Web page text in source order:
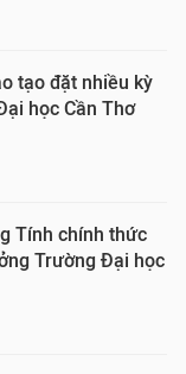
tạo đặt nhiều kỳ
học Cần Thơ
Tính chính thức
Trường Đại học